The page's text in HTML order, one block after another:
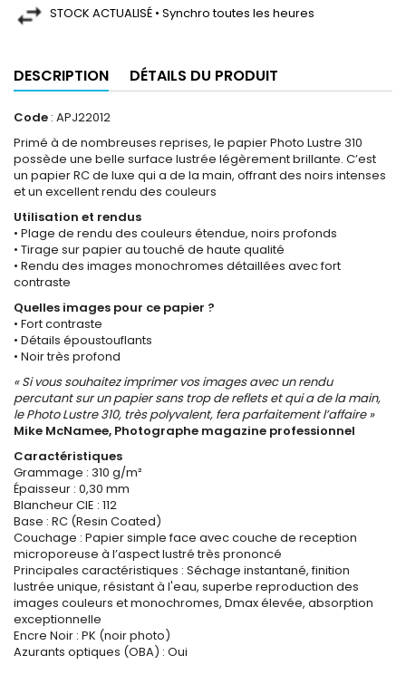
STOCK ACTUALISÉ • Synchro toutes les heures
DESCRIPTION DÉTAILS DU PRODUIT
Code : APJ22012
Primé à de nombreuses reprises, le papier Photo Lustre 310
possède une belle surface lustrée légèrement brillante. C’est
un papier RC de luxe qui a de la main, offrant des noirs intenses
et un excellent rendu des couleurs
Utilisation et rendus
• Plage de rendu des couleurs étendue, noirs profonds
• Tirage sur papier au touché de haute qualité
• Rendu des images monochromes détaillées avec fort
contraste
Quelles images pour ce papier ?
• Fort contraste
• Détails époustouflants
• Noir très profond
« Si vous souhaitez imprimer vos images avec un rendu
percutant sur un papier sans trop de reflets et qui a de la main,
le Photo Lustre 310, très polyvalent, fera parfaitement l’affaire »
Mike McNamee, Photographe magazine professionnel
Caractéristiques
Grammage : 310 g/m²
Épaisseur : 0,30 mm
Blancheur CIE : 112
Base : RC (Resin Coated)
Couchage : Papier simple face avec couche de reception
microporeuse à l’aspect lustré très prononcé
Principales caractéristiques : Séchage instantané, finition
lustrée unique, résistant à l'eau, superbe reproduction des
images couleurs et monochromes, Dmax élevée, absorption
exceptionnelle
Encre Noir : PK (noir photo)
Azurants optiques (OBA) : Oui